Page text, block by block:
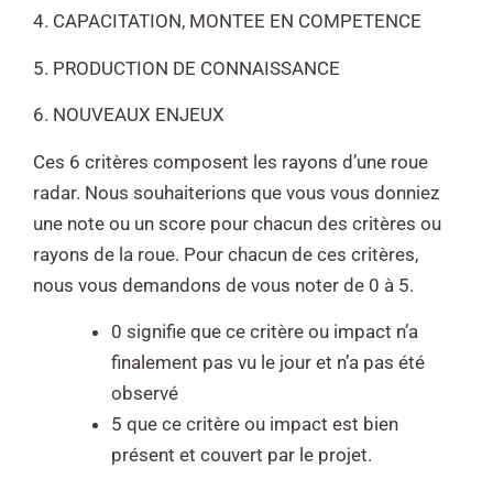
4. CAPACITATION, MONTEE EN COMPETENCE
5. PRODUCTION DE CONNAISSANCE
6. NOUVEAUX ENJEUX
Ces 6 critères composent les rayons d’une roue
radar. Nous souhaiterions que vous vous donniez
une note ou un score pour chacun des critères ou
rayons de la roue. Pour chacun de ces critères,
nous vous demandons de vous noter de 0 à 5.
0 signifie que ce critère ou impact n’a
finalement pas vu le jour et n’a pas été
observé
5 que ce critère ou impact est bien
présent et couvert par le projet.